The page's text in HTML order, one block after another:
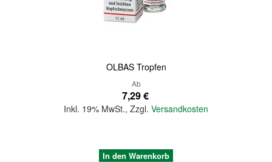
OLBAS Tropfen
Ab
7,29 €
Inkl. 19% MwSt., Zzgl. Versandkosten
In den Warenkorb